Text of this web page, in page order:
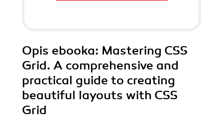
Opis ebooka: Mastering CSS
Grid. A comprehensive and
practical guide to creating
beautiful layouts with CSS
Grid